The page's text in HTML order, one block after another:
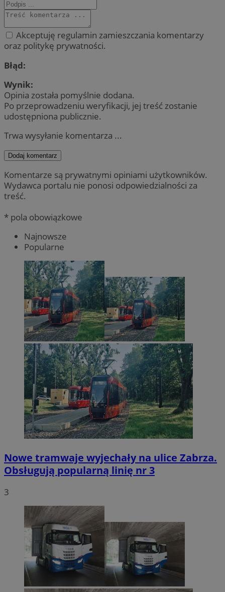
Akceptuję regulamin zamieszczania komentarzy
oraz politykę prywatności.
Błąd:
Wynik:
Opinia została pomyślnie dodana.
Po przeprowadzeniu weryfikacji, jej treść zostanie
udostępniona publicznie.
Trwa wysyłanie komentarza ...
Dodaj komentarz
Komentarze są prywatnymi opiniami użytkowników.
Wydawca portalu nie ponosi odpowiedzialności za
treść.
* pola obowiązkowe
Najnowsze
Popularne
Nowe tramwaje wyjechały na ulice Zabrza.
Obsługują popularną linię nr 3
3